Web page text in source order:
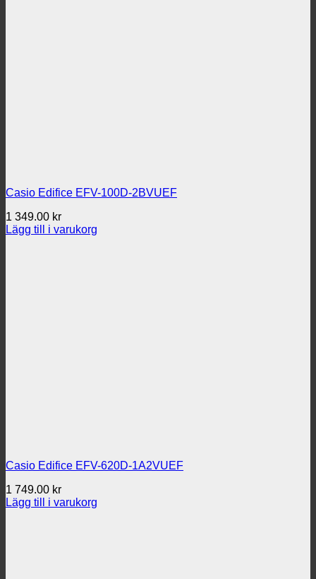
Casio Edifice EFV-100D-2BVUEF
1 349.00 kr
Lägg till i varukorg
Casio Edifice EFV-620D-1A2VUEF
1 749.00 kr
Lägg till i varukorg